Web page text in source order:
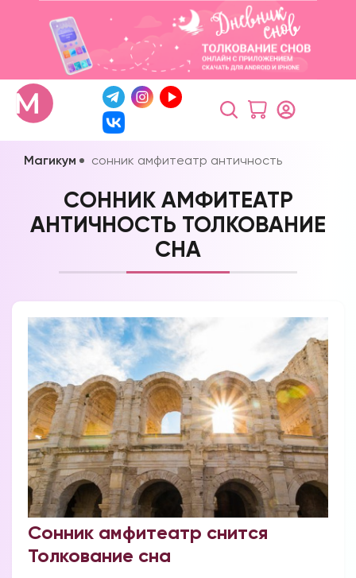
Магикум сонник амфитеатр античность
СОННИК АМФИТЕАТР
АНТИЧНОСТЬ ТОЛКОВАНИЕ
СНА
Сонник амфитеатр снится
Толкование сна